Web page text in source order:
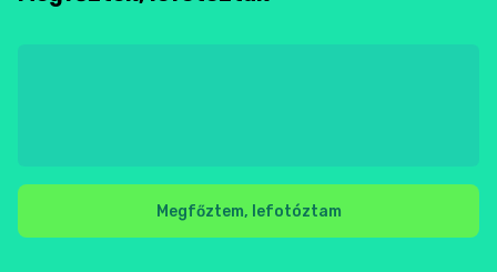
Megfőztem, lefotóztam